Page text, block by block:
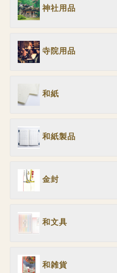
神社用品
寺院用品
和紙
和紙製品
金封
和文具
和雑貨